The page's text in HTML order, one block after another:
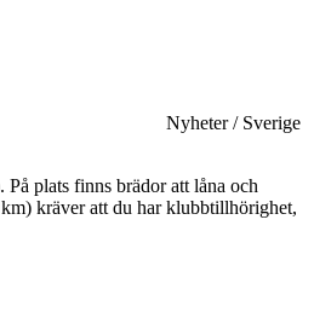
Nyheter / Sverige
plats finns brädor att låna och
kräver att du har klubbtillhörighet,